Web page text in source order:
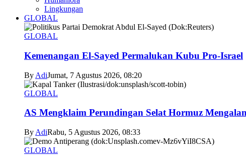
Lingkungan
GLOBAL
GLOBAL
Kemenangan El-Sayed Permalukan Kubu Pro-Israel
By AdiJumat, 7 Agustus 2026, 08:20
GLOBAL
AS Mengklaim Perundingan Selat Hormuz
By AdiRabu, 5 Agustus 2026, 08:33
GLOBAL